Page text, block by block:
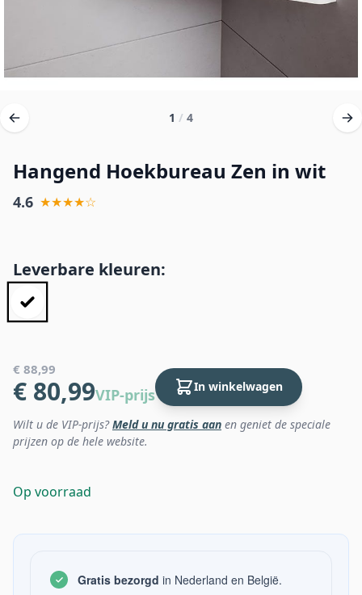
1 / 4
Hangend Hoekbureau Zen in wit
4.6 ★★★★☆
Leverbare kleuren:
€ 88,99
€ 80,99VIP-prijs In winkelwagen
Wilt u de VIP-prijs?Meld u nu gratis aan en geniet de speciale
prijzen op de hele website.
Op voorraad
Gratis bezorgd in Nederland en België.